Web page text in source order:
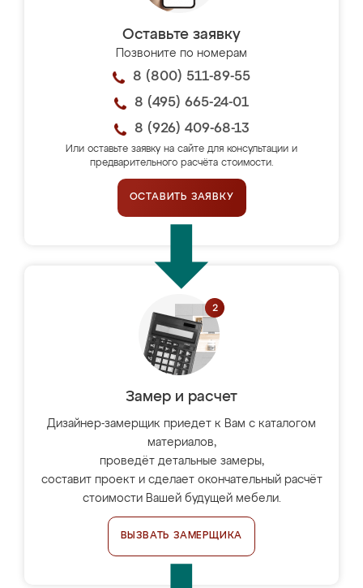
Оставьте заявку
Позвоните по номерам
8 (800) 511-89-55
8 (495) 665-24-01
8 (926) 409-68-13
Или оставьте заявку на сайте для консультации и
предварительного расчёта стоимости.
ОСТАВИТЬ ЗАЯВКУ
Замер и расчет
Дизайнер-замерщик приедет к Вам с каталогом
материалов,
проведёт детальные замеры,
составит проект и сделает окончательный расчёт
стоимости Вашей будущей мебели.
ВЫЗВАТЬ ЗАМЕРЩИКА